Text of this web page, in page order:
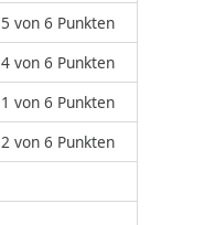
5 von 6 Punkten
4 von 6 Punkten
1 von 6 Punkten
2 von 6 Punkten